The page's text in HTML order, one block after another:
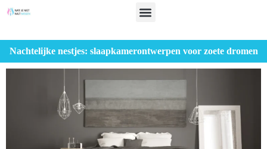
Nachtelijke nestjes: slaapkamerontwerpen voor zoete dromen